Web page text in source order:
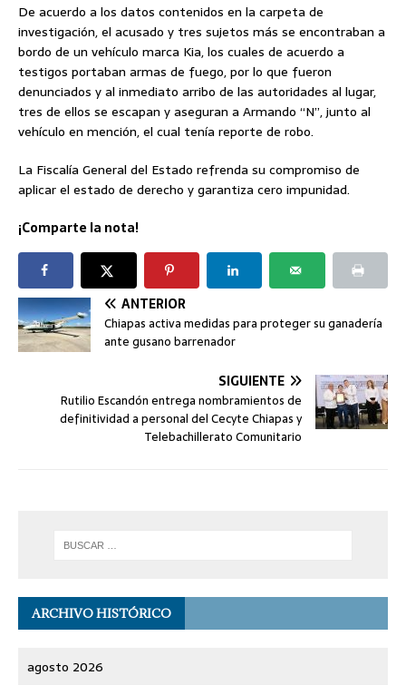
De acuerdo a los datos contenidos en la carpeta de
investigación, el acusado y tres sujetos más se encontraban a
bordo de un vehículo marca Kia, los cuales de acuerdo a
testigos portaban armas de fuego, por lo que fueron
denunciados y al inmediato arribo de las autoridades al lugar,
tres de ellos se escapan y aseguran a Armando “N”, junto al
vehículo en mención, el cual tenía reporte de robo.
La Fiscalía General del Estado refrenda su compromiso de
aplicar el estado de derecho y garantiza cero impunidad.
¡Comparte la nota!
ANTERIOR
Chiapas activa medidas para proteger su ganadería
ante gusano barrenador
SIGUIENTE
Rutilio Escandón entrega nombramientos de
definitividad a personal del Cecyte Chiapas y
Telebachillerato Comunitario
ARCHIVO HISTÓRICO
agosto 2026